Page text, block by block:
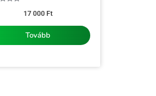
17 000 Ft
Tovább